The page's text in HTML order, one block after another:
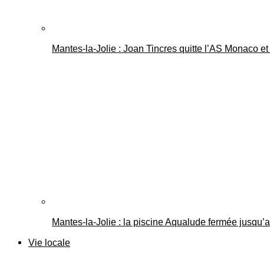
Mantes-la-Jolie : Joan Tincres quitte l’AS Monaco
Mantes-la-Jolie : la piscine Aqualude fermée
Vie locale